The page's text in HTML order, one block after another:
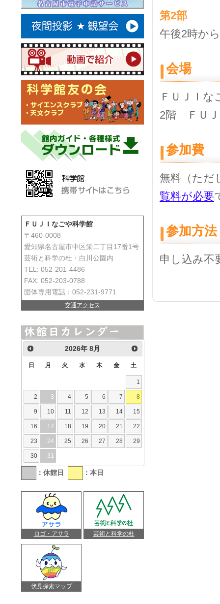
第2部
午後2時か
会場
ＦＵＪＩ
2階 ＦＵＪ
参加費
無料（ただ
覧料が必要
参加方法
申し込み不
ＦＵＪＩなごや科学館
〒460-0008
愛知県名古屋市中区栄二丁目17番1号
芸術と科学の杜・白川公園内
TEL: 052-201-4486
FAX: 052-203-0788
団体専用電話：052-231-9771
交通アクセス
2026年8月
日 月 火 水 木 金 土
1
2 3 4 5 6 7 8
9 10 11 12 13 14 15
16 17 18 19 20 21 22
23 24 25 26 27 28 29
30 31
：休館日 ：本日
ロゴ・アサラ 芸術と科学の杜
伏見探索マップ